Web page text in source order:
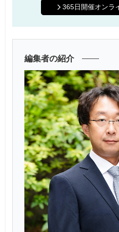
365日開催オンラ
編集者の紹介